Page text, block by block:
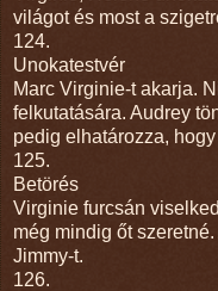
világot és most a
124.
Unokatestvér
Marc Virginie-t akarja.
felkutatására. Audrey
pedig elhatározza,
125.
Betörés
Virginie furcsán
még mindig őt
Jimmy-t.
126.